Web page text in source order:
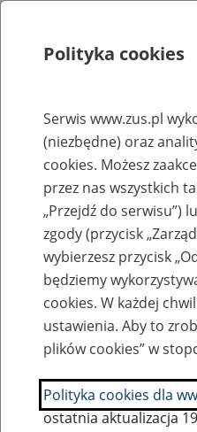
Rejestry, ewidencje i archiwa
Baza
Nazwa zakładu pracy:
SZUKAJ
Polityka cookies
Serwis www.zus.pl
(niezbędne) oraz
cookies. Możesz
przez nas wszystkich
„Przejdź do serwisu”)
zgody (przycisk
wybierzesz przycisk
będziemy
cookies. W każdej
ustawienia. Aby to
plików cookies” w
Polityka cookies dla
ostatnia aktualizacja